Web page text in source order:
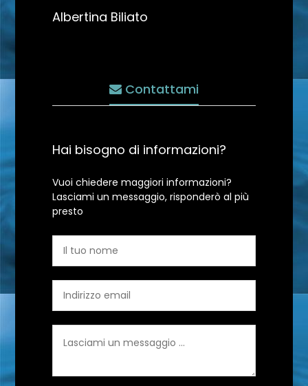
Albertina Biliato
Contattami
Hai bisogno di informazioni?
Vuoi chiedere maggiori informazioni?
Lasciami un messaggio, risponderò al più
presto